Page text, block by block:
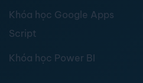
Khóa học Google Apps
Script
Khóa học Power BI